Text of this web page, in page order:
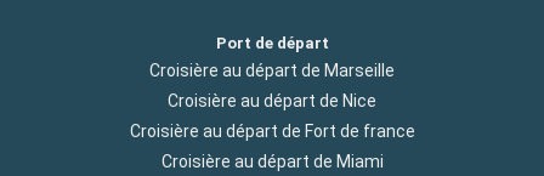
Port de départ
Croisière au départ de Marseille
Croisière au départ de Nice
Croisière au départ de Fort de france
Croisière au départ de Miami